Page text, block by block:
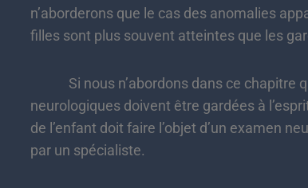
n’aborderons que le cas des anomalies
filles sont plus souvent atteintes que les
Si nous n’abordons dans ce chapitre
neurologiques doivent être gardées à
de l’enfant doit faire l’objet d’un examen
par un spécialiste.